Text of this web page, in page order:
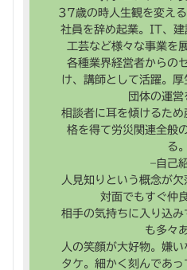
37歳の時人生観を変え
社員を辞め起業。IT、
工芸など様々な事業を
各種業界経営者からの
け、講師として活躍。
団体の運営
相談者に耳を傾けるた
格を得て労災関連全般
る。
–自己
人見知りという概念が
対面でもすぐ仲
相手の気持ちに入り込
も多々
人の笑顔が大好物。嫌
タケ。細かく刻んであ